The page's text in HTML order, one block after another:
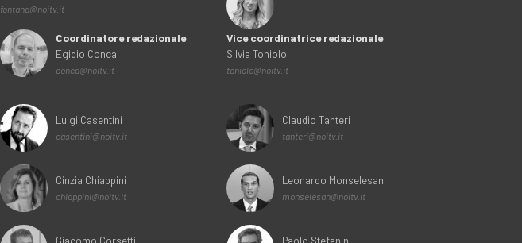
fontana@noitv.it
Coordinatore redazionale
Egidio Conca
conca@noitv.it
Luigi Casentini
casentini@noitv.it
Cinzia Chiappini
chiappini@noitv.it
Giacomo Corsetti
Vice coordinatrice redazionale
Silvia Toniolo
toniolo@noitv.it
Claudio Tanteri
tanteri@noitv.it
Leonardo Monselesan
monselesan@noitv.it
Paolo Stefanini